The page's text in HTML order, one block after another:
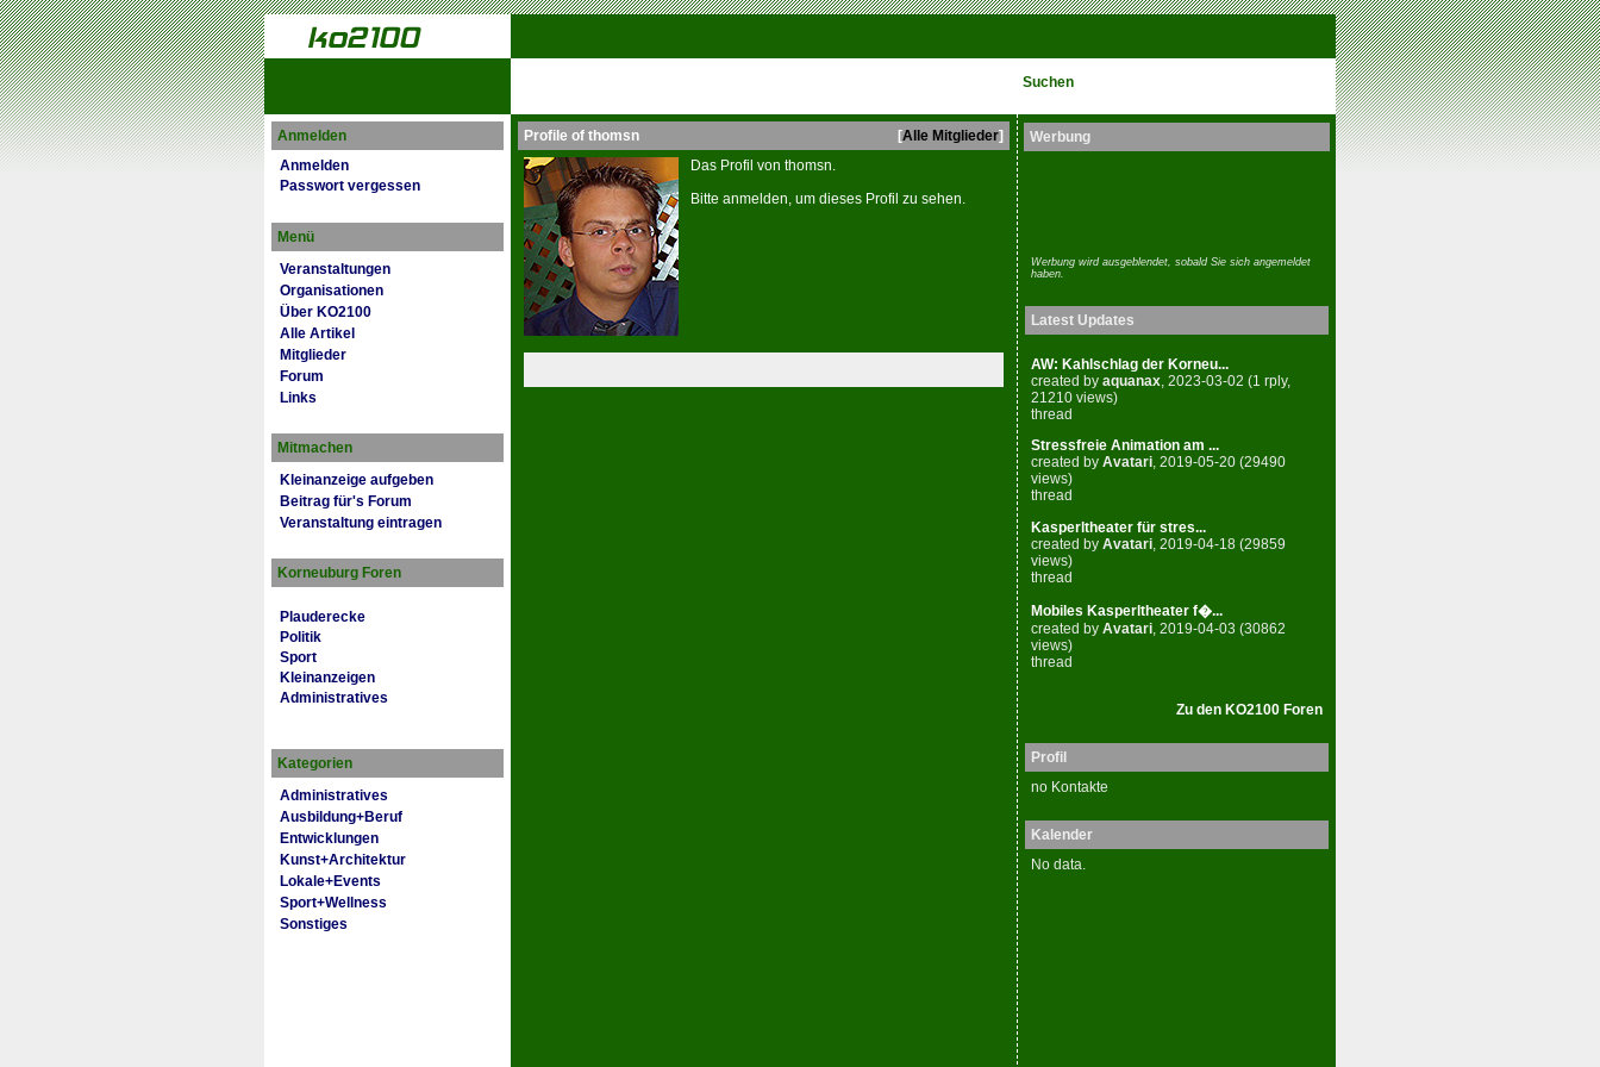
Suchen
Anmelden
Anmelden
Passwort vergessen
Menü
Veranstaltungen
Organisationen
Über KO2100
Alle Artikel
Mitglieder
Forum
Links
Mitmachen
Kleinanzeige aufgeben
Beitrag für's Forum
Veranstaltung eintragen
Korneuburg Foren
Plauderecke
Politik
Sport
Kleinanzeigen
Administratives
Kategorien
Administratives
Ausbildung+Beruf
Entwicklungen
Kunst+Architektur
Lokale+Events
Sport+Wellness
Sonstiges
[Alle Mitglieder]
Profile of thomsn
Das Profil von thomsn.
Bitte anmelden, um dieses Profil zu sehen.
Werbung
Werbung wird ausgeblendet, sobald Sie sich angemeldet
haben.
Latest Updates
AW: Kahlschlag der Korneu...
created by aquanax, 2023-03-02 (1 rply,
21210 views)
thread
Stressfreie Animation am ...
created by Avatari, 2019-05-20 (29490
views)
thread
Kasperltheater für stres...
created by Avatari , 2019-04-18 (29859
views)
thread
Mobiles Kasperltheater f�...
created by Avatari , 2019-04-03 (30862
views)
thread
Zu den KO2100 Foren
Profil
no Kontakte
Kalender
No data.